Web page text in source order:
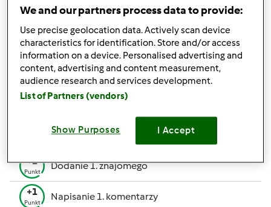
Poniżej możesz również sprawdzić które aktywności
społecznościowym.
+50
Punktów
Zwycięzca konkursu
+10
Utworzenie przepisu (całość = 10 pkt, część =
Ocenienie 1 przepisu
+1
Punkt
Dodanie 1. znajomego
+1
Punkt
Napisanie 1. komentarzy
We and our partners process data to provide:
Use precise geolocation data. Actively scan device
characteristics for identification. Store and/or access
information on a device. Personalised advertising and
content, advertising and content measurement,
audience research and services development.
List of Partners (vendors)
Show Purposes I Accept